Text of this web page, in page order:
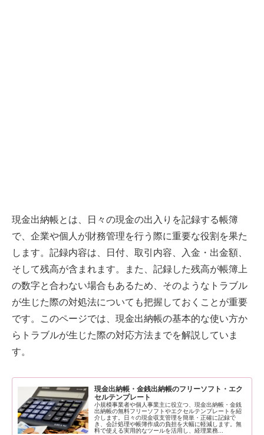
現金出納帳とは、日々の現金の出入りを記録する帳簿
で、企業や個人が財務管理を行う際に重要な役割を果た
します。記録内容は、日付、取引内容、入金・出金額、
そして残高が含まれます。また、記録した残高が帳簿上
の数字と合わない場合もあるため、そのようなトラブル
が生じた際の対処法についても把握しておくことが重要
です。このページでは、現金出納帳の基本的な使い方か
らトラブルが生じた際の対応方法までを解説していま
す。
現金出納帳・金銭出納帳のフリーソフト・エク
セルテンプレート
小規模事業者や個人事業主に役立つ、現金出納帳・金銭
出納帳の無料フリーソフトやエクセルテンプレートを紹
介します。日々の現金収支管理を簡単・正確に記録で
き、会計処理や帳簿作成の負担を大幅に軽減します。無
料で使える実用的なツールを活用し、経理業務...